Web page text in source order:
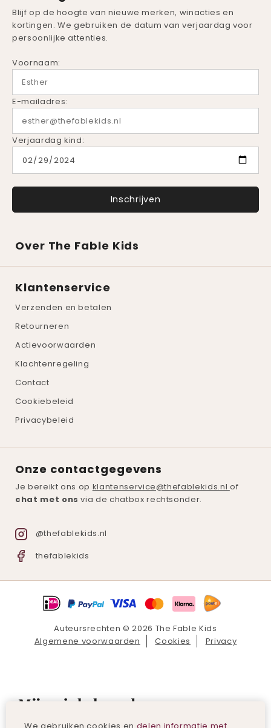
Blijf op de hoogte van nieuwe merken, winacties en
kortingen. We gebruiken de datum van verjaardag voor
persoonlijke attenties.
Voornaam:
E-mailadres:
Verjaardag kind:
Over The Fable Kids
Klantenservice
Verzenden en betalen
Retourneren
Actievoorwaarden
Klachtenregeling
Contact
Cookiebeleid
Privacybeleid
Onze contactgegevens
Je bereikt ons op klantenservice@thefablekids.nl of
chat met ons via de chatbox rechtsonder.
@thefablekids.nl
thefablekids
Auteursrechten © 2026 The Fable Kids
Algemene voorwaarden
Cookies Privacy
Mijn winkelmand